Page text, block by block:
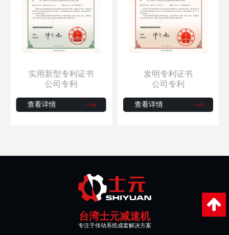
实用新型专利证书
公司专利
查看详情
发明专利证书
公司专利
查看详情
台湾士元减速机
专注于传动系统成套解决方案